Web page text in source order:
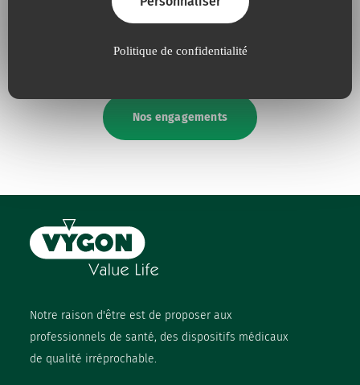
Politique de confidentialité
absolue
la défense de
l’environnement
Nos engagements
Notre raison d'être est de proposer aux
professionnels de santé, des dispositifs médicaux
de qualité irréprochable.